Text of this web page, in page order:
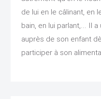
de lui en le câlinant, en
bain, en lui parlant,... Il
auprès de son enfant
participer à son